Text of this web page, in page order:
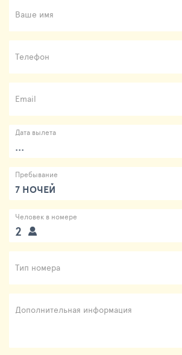
Ваше имя
Телефон
Email
Дата вылета
...
Пребывание
7 НОЧЕЙ
Человек в номере
2
Тип номера
Дополнительная информация